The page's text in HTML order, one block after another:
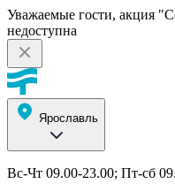
Уважаемые гости, акция
недоступна
Ярославль
Вс-Чт 09.00-23.00; Пт-сб